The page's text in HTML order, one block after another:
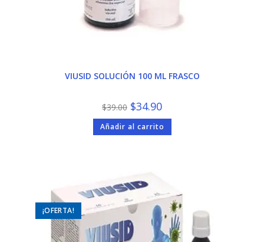
VIUSID SOLUCIÓN 100 ML FRASCO
$39.00 El
precio
original
era:
$39.00.
$34.90El
precio
actual
es:
$34.90.
Añadir al carrito
¡OFERTA!